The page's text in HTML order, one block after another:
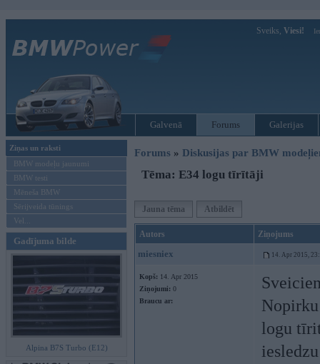
Sveiks, Viesi!
Galvenā Forums Galerijas
Ziņas un raksti
BMW modeļu jaunumi
BMW testi
Mēneša BMW
Sērijveida tūnings
Vel...
Gadījuma bilde
Alpina B7S Turbo (E12)
Forums » Diskusijas par BMW
Tēma: E34 logu tīrītāji
Jauna tēma Atbildēt
Autors Ziņojums
miesniex 14. Apr 2015,
Kopš: 14. Apr 2015
Ziņojumi: 0
Braucu ar:
Nopirku
logu